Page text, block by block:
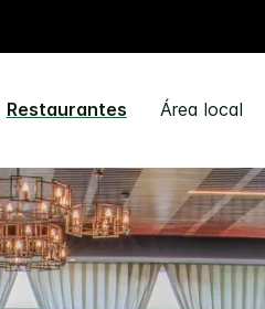
Restaurantes Área local